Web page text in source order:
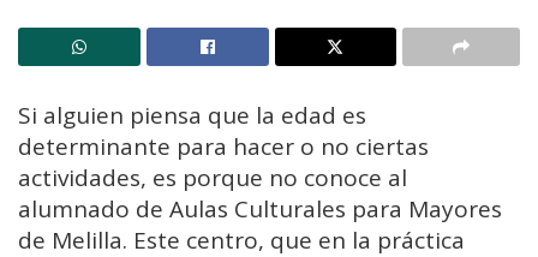
Si alguien piensa que la edad es
determinante para hacer o no ciertas
actividades, es porque no conoce al
alumnado de Aulas Culturales para Mayores
de Melilla. Este centro, que en la práctica